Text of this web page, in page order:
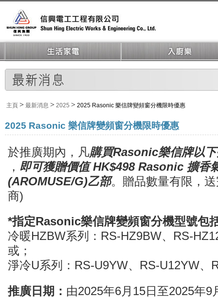
主頁 > 最新消息 > 2025 > 2025 Rasonic 樂信牌變頻窗分機限時優惠
2025 Rasonic 樂信牌變頻窗分機限時優惠
於推廣期內，凡購買Rasonic樂信牌以
， 即可獲贈價值 HK$498 Rasonic 擴香
(AROMUSE/G)乙部。贈品數量有限，
商)
*指定Rasonic樂信牌變頻窗分機型號包
冷暖HZBW系列：RS-HZ9BW、RS-
或；
淨冷U系列：RS-U9YW、RS-U12YW、
推廣日期： 由2025年6月15日至2025年